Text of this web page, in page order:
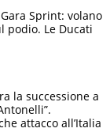
Sprint: volano
podio. Le Ducati
la successione a
attacco all’Italia